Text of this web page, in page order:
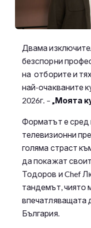
Двама
безспорни
на отборите и
най-очакваните
2026г. – „Моята
Форматът е сред
телевизионни
голяма страст
да покажат
Тодоров и Chef
тандемът, чиято
впечатляващата
България.